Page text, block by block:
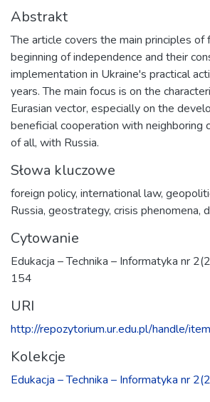
Abstrakt
The article covers the main principles
beginning of independence and their
implementation in Ukraine's practical
years. The main focus is on the
Eurasian vector, especially on the
beneficial cooperation with neighboring
of all, with Russia.
Słowa kluczowe
foreign policy, international law,
Russia, geostrategy, crisis phenomena,
Cytowanie
Edukacja – Technika – Informatyka nr
154
URI
http://repozytorium.ur.edu.pl/handle/
Kolekcje
Edukacja – Technika – Informatyka nr